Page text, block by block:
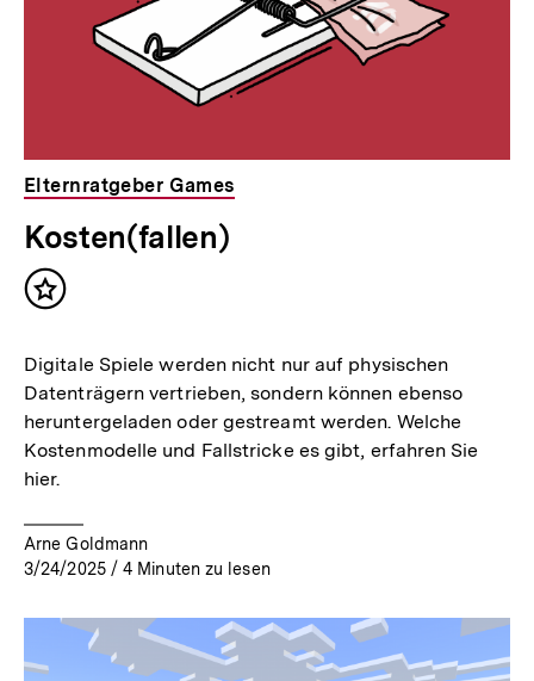
Elternratgeber Games
Kosten(fallen)
Inhalt
Digitale Spiele werden nicht nur auf physischen
Datenträgern vertrieben, sondern können ebenso
heruntergeladen oder gestreamt werden. Welche
Kostenmodelle und Fallstricke es gibt, erfahren Sie
hier.
Arne Goldmann
3/24/2025 / 4 Minuten zu lesen